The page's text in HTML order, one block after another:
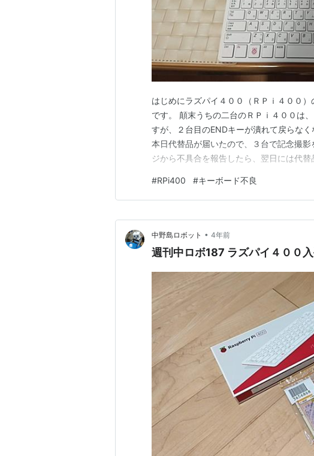
はじめにラズパイ４００（ＲＰｉ４００
です。 顛末うちの二台のＲＰｉ４００は
すが、２台目のENDキーが潰れて戻らな
本日代替品が届いたので、３台で記念撮
ジから不具合を報告したら、翌日には代
Windowsなら機種を変更するのは再イン
のインストールやらで結構大変ですが、
#RPi400 #キーボード不良
中野島ロボット • 4年前
週刊中ロボ187 ラズパイ４００